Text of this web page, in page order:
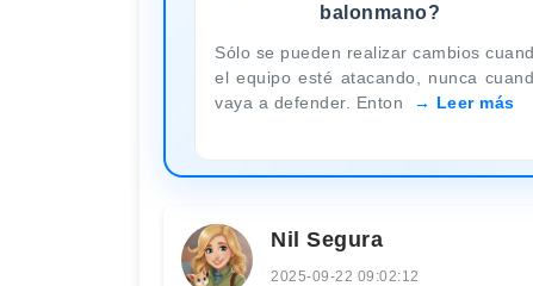
balonmano?
Sólo se pueden realizar cambios
el equipo esté atacando, nunca
vaya a defender. Enton
Leer más
Nil Segura
2025-09-22 09:02:12